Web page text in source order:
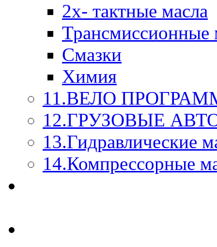
2х- тактные масла
Трансмиссионные
Смазки
Химия
11.ВЕЛО
12.ГРУЗОВЫЕ
13.Гидравлические
14.Компрессорные